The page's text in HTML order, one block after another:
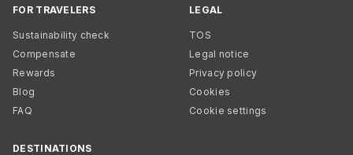
FOR TRAVELERS
Sustainability check
Compensate
Rewards
Blog
FAQ
LEGAL
TOS
Legal notice
Privacy policy
Cookies
Cookie settings
DESTINATIONS